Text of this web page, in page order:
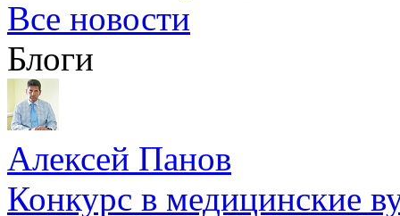
Все новости
Блоги
Алексей Панов
Конкурс в медицинские